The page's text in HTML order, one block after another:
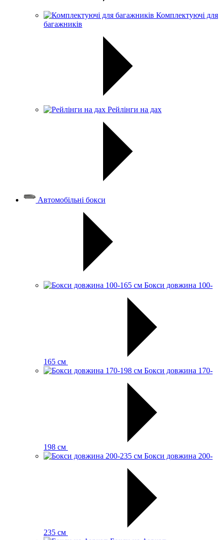
Комплектуючі для
багажників
Рейлінги на дах
Автомобільні бокси
Бокси довжина 100-
165 см
Бокси довжина 170-
198 см
Бокси довжина 200-
235 см